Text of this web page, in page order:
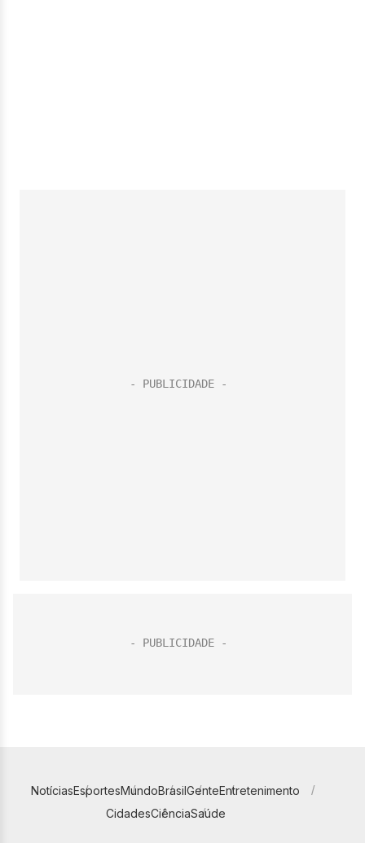
NotíciasEsportesMundoBrasilGenteEntretenimento
CidadesCiênciaSaúde